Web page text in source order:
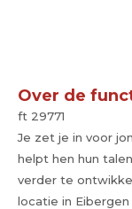
Over de
ft 29771
Je zet je in voor
helpt hen hun
verder te
locatie in